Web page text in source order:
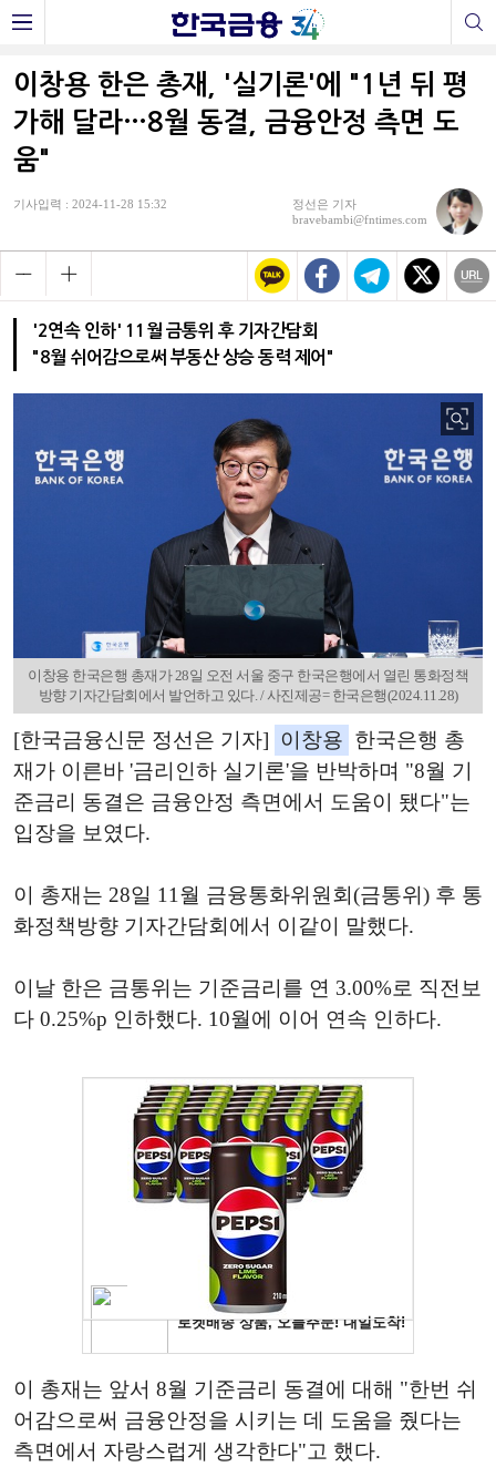
이창용 한은 총재, '실기론'에 "1년 뒤 평
가해 달라…8월 동결, 금융안정 측면 도
움"
기사입력 : 2024-11-28 15:32
정선은 기자
bravebambi@fntimes.com
'2연속 인하' 11월 금통위 후 기자간담회
"8월 쉬어감으로써 부동산 상승 동력 제어"
이창용 한국은행 총재가 28일 오전 서울 중구 한국은행에서 열린 통화정책
방향 기자간담회에서 발언하고 있다. / 사진제공= 한국은행(2024.11.28)
[한국금융신문 정선은 기자] 이창용 한국은행 총
재가 이른바 '금리인하 실기론'을 반박하며 "8월 기
준금리 동결은 금융안정 측면에서 도움이 됐다"는
입장을 보였다.
이 총재는 28일 11월 금융통화위원회(금통위) 후 통
화정책방향 기자간담회에서 이같이 말했다.
이날 한은 금통위는 기준금리를 연 3.00%로 직전보
다 0.25%p 인하했다. 10월에 이어 연속 인하다.
이 총재는 앞서 8월 기준금리 동결에 대해 "한번 쉬
어감으로써 금융안정을 시키는 데 도움을 줬다는
측면에서 자랑스럽게 생각한다"고 했다.